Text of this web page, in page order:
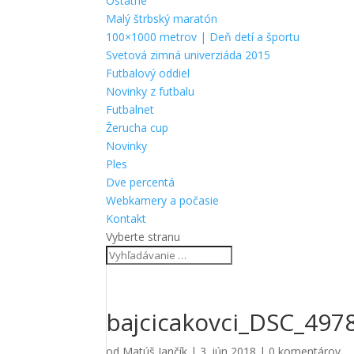
Malý štrbský maratón
100×1000 metrov | Deň detí a športu
Svetová zimná univerziáda 2015
Futbalový oddiel
Novinky z futbalu
Futbalnet
Žerucha cup
Novinky
Ples
Dve percentá
Webkamery a počasie
Kontakt
Vyberte stranu